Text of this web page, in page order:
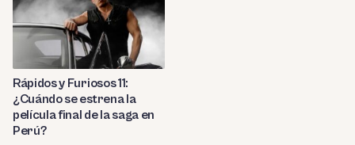
Rápidos y Furiosos 11:
¿Cuándo se estrena la
película final de la saga en
Perú?